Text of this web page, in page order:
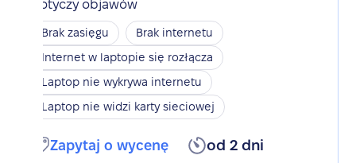
Dotyczy objawów
Brak zasięgu
Brak internetu
Internet w laptopie się rozłącza
Laptop nie wykrywa internetu
Laptop nie widzi karty sieciowej
Zapytaj o wycenę od 2 dni